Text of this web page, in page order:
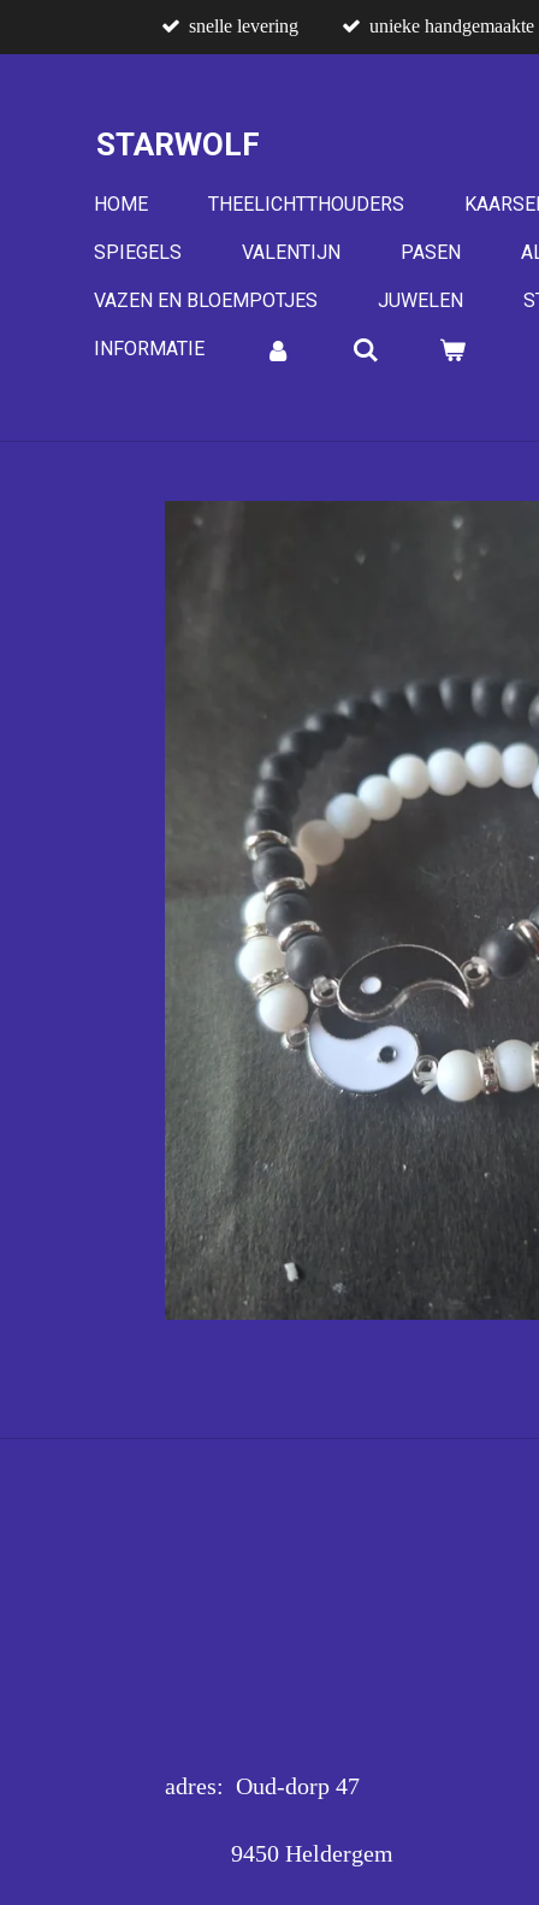
direct
hoofdinhoud
snelle levering unieke
STARWOLF
HOME THEELICHTTHOUDERS
SPIEGELS VALENTIJN PASEN
VAZEN EN BLOEMPOTJES JUWELEN
INFORMATIE
adres: Oud-dorp 47
9450 Heldergem